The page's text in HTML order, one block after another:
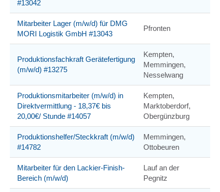
#13042
Mitarbeiter Lager (m/w/d) für DMG
MORI Logistik GmbH #13043
Pfronten
Produktionsfachkraft Gerätefertigung
(m/w/d) #13275
Kempten,
Memmingen,
Nesselwang
Produktionsmitarbeiter (m/w/d) in
Direktvermittlung - 18,37€ bis
20,00€/ Stunde #14057
Kempten,
Marktoberdorf,
Obergünzburg
Produktionshelfer/Steckkraft (m/w/d)
#14782
Memmingen,
Ottobeuren
Mitarbeiter für den Lackier-Finish-
Bereich (m/w/d)
Lauf an der
Pegnitz